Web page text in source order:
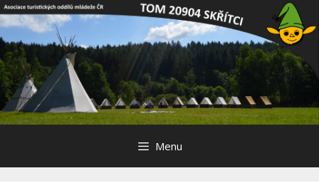
Přeskočit
na
obsah
Menu